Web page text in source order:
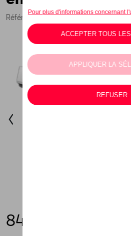
Référence: 5P9071364
84,00 €